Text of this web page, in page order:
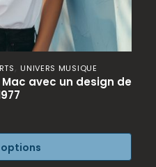
, UNIVERS MUSIQUE
avec un design de
options